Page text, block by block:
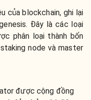
của blockchain, ghi lại
Đây là các loại
phân loại thành bốn
node và master
được cộng đồng